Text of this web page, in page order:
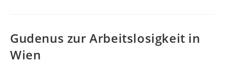
Gudenus zur Arbeitslosigkeit in
Wien